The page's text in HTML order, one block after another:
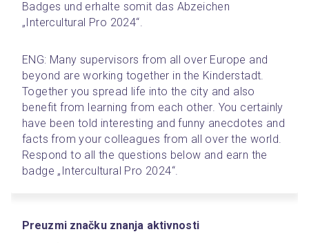
Badges und erhalte somit das Abzeichen
„Intercultural Pro 2024“.
ENG: Many supervisors from all over Europe and
beyond are working together in the Kinderstadt.
Together you spread life into the city and also
benefit from learning from each other. You certainly
have been told interesting and funny anecdotes and
facts from your colleagues from all over the world.
Respond to all the questions below and earn the
badge „Intercultural Pro 2024“.
Preuzmi značku znanja aktivnosti